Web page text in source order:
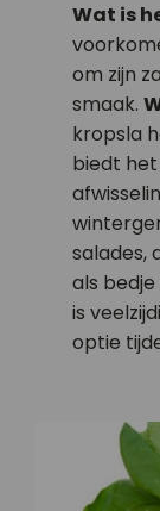
Wat is
om zijn
smaak.
kropsla
biedt
salades,
als
is
optie